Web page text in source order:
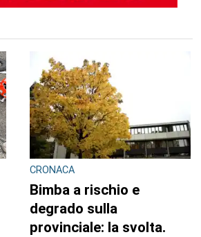
CRONACA
Bimba a rischio e
degrado sulla
provinciale: la svolta.